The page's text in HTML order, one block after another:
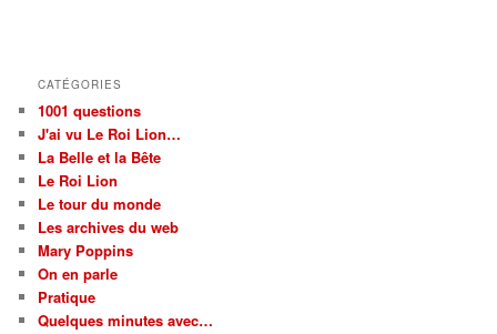
CATÉGORIES
1001 questions
J'ai vu Le Roi Lion…
La Belle et la Bête
Le Roi Lion
Le tour du monde
Les archives du web
Mary Poppins
On en parle
Pratique
Quelques minutes avec…